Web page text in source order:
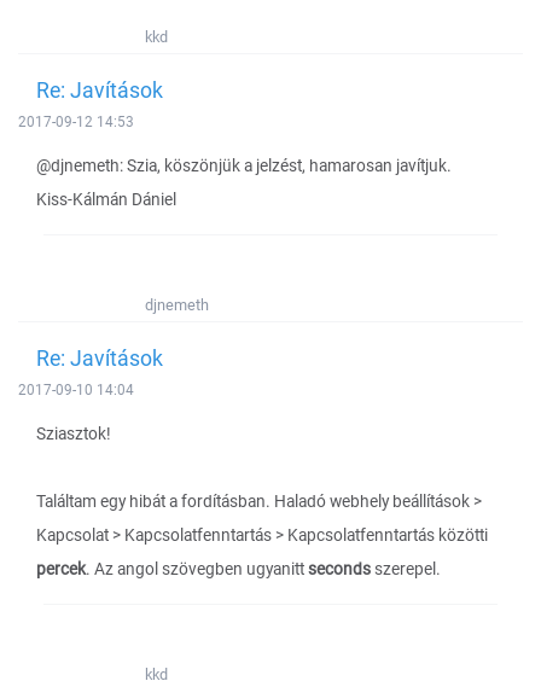
kkd
Re: Javítások
2017-09-12 14:53
@djnemeth: Szia, köszönjük a jelzést, hamarosan javítjuk.
Kiss-Kálmán Dániel
djnemeth
Re: Javítások
2017-09-10 14:04
Sziasztok!
Találtam egy hibát a fordításban. Haladó webhely beállítások >
Kapcsolat > Kapcsolatfenntartás > Kapcsolatfenntartás közötti
percek. Az angol szövegben ugyanittsecondsszerepel.
kkd